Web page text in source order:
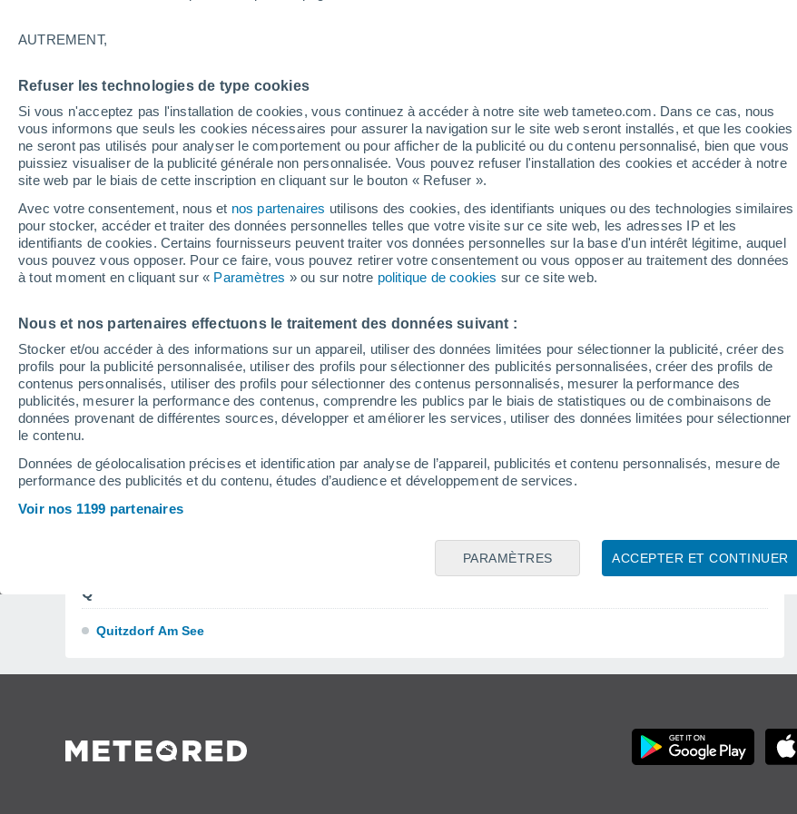
AUTREMENT,
Refuser les technologies de type cookies
Si vous n'acceptez pas l'installation de cookies, vous continuez à accéder à notre site web tameteo.com. Dans ce cas, nous
vous informons que seuls les cookies nécessaires pour assurer la navigation sur le site web seront installés, et que les cookies
ne seront pas utilisés pour analyser le comportement ou pour afficher de la publicité ou du contenu personnalisé, bien que vous
puissiez visualiser de la publicité générale non personnalisée. Vous pouvez refuser l'installation des cookies et accéder à notre
site web par le biais de cette inscription en cliquant sur le bouton « Refuser ».
Avec votre consentement, nous et nos partenaires utilisons des cookies, des identifiants uniques ou des technologies similaires
pour stocker, accéder et traiter des données personnelles telles que votre visite sur ce site web, les adresses IP et les
identifiants de cookies. Certains fournisseurs peuvent traiter vos données personnelles sur la base d'un intérêt légitime, auquel
vous pouvez vous opposer. Pour ce faire, vous pouvez retirer votre consentement ou vous opposer au traitement des données
à tout moment en cliquant sur « Paramètres » ou sur notre politique de cookies sur ce site web.
Nous et nos partenaires effectuons le traitement des données suivant :
Stocker et/ou accéder à des informations sur un appareil, utiliser des données limitées pour sélectionner la publicité, créer des
profils pour la publicité personnalisée, utiliser des profils pour sélectionner des publicités personnalisées, créer des profils de
contenus personnalisés, utiliser des profils pour sélectionner des contenus personnalisés, mesurer la performance des
publicités, mesurer la performance des contenus, comprendre les publics par le biais de statistiques ou de combinaisons de
données provenant de différentes sources, développer et améliorer les services, utiliser des données limitées pour sélectionner
le contenu.
Données de géolocalisation précises et identification par analyse de l’appareil, publicités et contenu personnalisés, mesure de
performance des publicités et du contenu, études d’audience et développement de services.
Voir nos 1199 partenaires
ACCEPTER ET CONTINUER
PARAMÈTRES
Panschwitz-Kuckau
Parthenstein
Paunsdorf
Pechern
Pegau
Pfaffroda
Pflückuff
Pieschen Süd
Pieschen-Nord/trachenberge
Pirna
Pirnaische Vorstadt
Pobershau
Pockau
Pöhla
Porschdorf
Pötzschau
Pretzschendorf
Priestewitz
Probstheida
Prohlis-Nord
Prohlis-Süd
Puschwitz
Q
Quitzdorf Am See